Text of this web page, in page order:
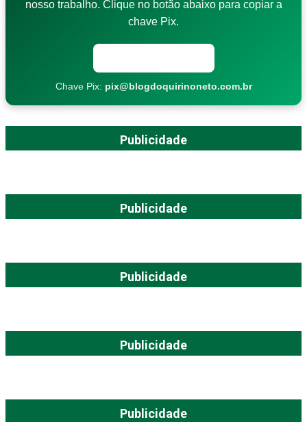
nosso trabalho. Clique no botão abaixo para copiar a
chave Pix.
Chave Pix: pix@blogdoquirinoneto.com.br
Publicidade
Publicidade
Publicidade
Publicidade
Publicidade